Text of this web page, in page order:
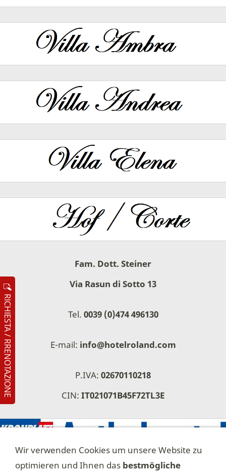
RICHIESTA / RRENOTAZIONE
Fam. Dott. Steiner
Via Rasun di Sotto 13
Tel. 0039 (0)474 496130
E-mail: info@hotelroland.com
P.IVA: 02670110218
CIN: IT021071B45F72TL3E
Wir verwenden Cookies um unsere Website zu
optimieren und Ihnen das bestmögliche